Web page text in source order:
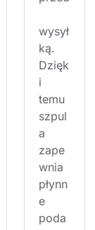
wysył
ką.
Dzięk
i
temu
szpul
a
zape
wnia
płynn
e
poda